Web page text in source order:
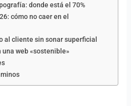
donde está el 70%
cómo no caer en el
al cliente sin sonar superficial
web «sostenible»